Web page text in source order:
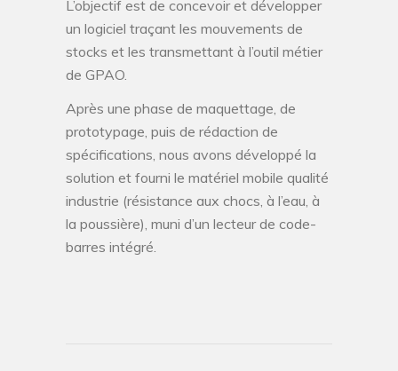
L’objectif est de concevoir et développer
un logiciel traçant les mouvements de
stocks et les transmettant à l’outil métier
de GPAO.
Après une phase de maquettage, de
prototypage, puis de rédaction de
spécifications, nous avons développé la
solution et fourni le matériel mobile qualité
industrie (résistance aux chocs, à l’eau, à
la poussière), muni d’un lecteur de code-
barres intégré.